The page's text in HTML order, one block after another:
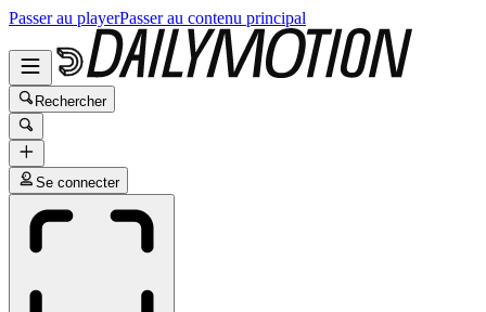
Passer au playerPasser au contenu principal
Rechercher
Se connecter